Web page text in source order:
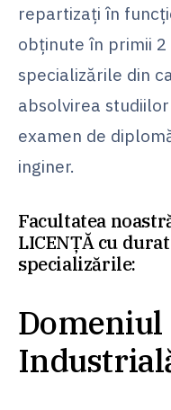
repartizați în
obţinute în primii
specializările din
absolvirea
examen de
inginer.
Facultatea
LICENŢĂ cu
specializările: